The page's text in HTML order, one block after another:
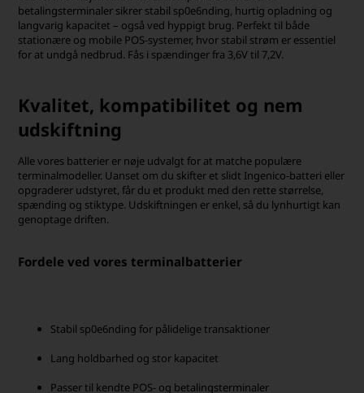
betalingsterminaler sikrer stabil sp0e6nding, hurtig opladning og
langvarig kapacitet – også ved hyppigt brug. Perfekt til både
stationære og mobile POS-systemer, hvor stabil strøm er essentiel
for at undgå nedbrud. Fås i spændinger fra 3,6V til 7,2V.
Kvalitet, kompatibilitet og nem
udskiftning
Alle vores batterier er nøje udvalgt for at matche populære
terminalmodeller. Uanset om du skifter et slidt Ingenico-batteri eller
opgraderer udstyret, får du et produkt med den rette størrelse,
spænding og stiktype. Udskiftningen er enkel, så du lynhurtigt kan
genoptage driften.
Fordele ved vores terminalbatterier
Stabil sp0e6nding for pålidelige transaktioner
Lang holdbarhed og stor kapacitet
Passer til kendte POS- og betalingsterminaler